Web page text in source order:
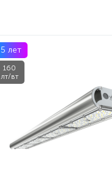
5 лет
160
лт/вт